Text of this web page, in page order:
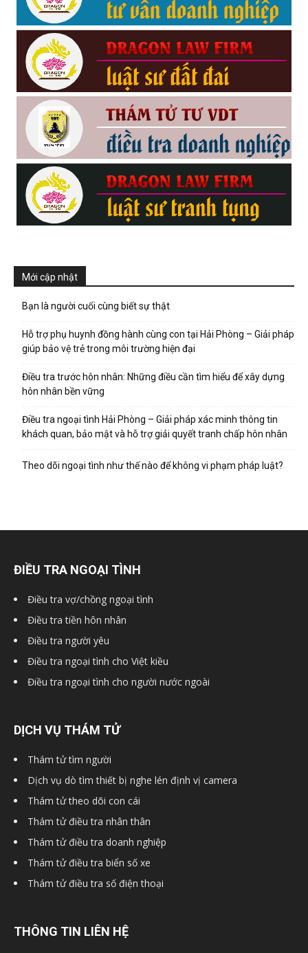
Mới cập nhật
Bạn là người cuối cùng biết sự thật
Hỗ trợ phụ huynh đồng hành cùng con tại Hải Phòng – Giải pháp
giúp bảo vệ trẻ trong môi trường hiện đại
Điều tra trước hôn nhân: Những điều cần tìm hiểu để xây dựng
hôn nhân bền vững
Điều tra ngoại tình Hải Phòng – Giải pháp xác minh thông tin
khách quan, bảo mật và hỗ trợ giải quyết tranh chấp hôn nhân
Theo dõi ngoại tình như thế nào để không vi phạm pháp luật?
ĐIỀU TRA NGOẠI TÌNH
Điều tra vợ/chồng ngoại tình
Điều tra tiền hôn nhân
Điều tra người yêu
Điều tra ngoại tình cho Việt kiều
Điều tra ngoại tình cho người nước ngoài
DỊCH VỤ THÁM TỬ
Thám tử tìm người
Dịch vụ dò tìm thiết bị nghe lén định vị camera
Thám tử theo dõi con cái
Thám tử điều tra nhân thân
Thám tử điều tra doanh nghiệp
Thám tử điều tra biển số xe
Thám tử điều tra số điện thoại
THÔNG TIN LIÊN HỆ